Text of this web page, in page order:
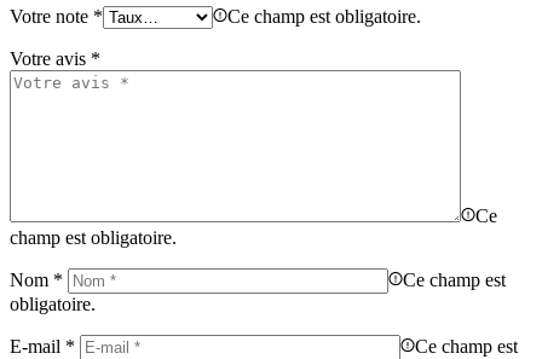
Votre note * Ce champ est obligatoire.
Votre avis *
Ce
champ est obligatoire.
Nom *
Ce champ est
obligatoire.
E-mail *
Ce champ est